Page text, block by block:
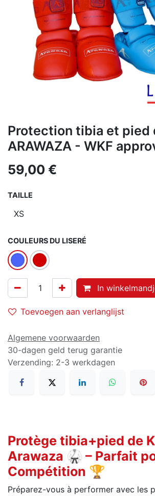
Protection tibia et pied
ARAWAZA - WKF
59,00 €
TAILLE
COULEURS DU LISERÉ
In
Toevoegen aan verlanglijst
Algemene voorwaarden
30-dagen geld terug garantie
Verzending: 2-3 werkdagen
Protège tibia+pied de
Arawaza 🥋 – Parfait
Compétition 🏆
Préparez-vous à performer avec les